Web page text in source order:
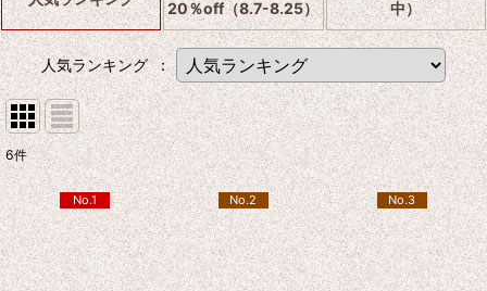
20％off（8.7-8.25）
中）
人気ランキング：
6件
No.1 No.2 No.3